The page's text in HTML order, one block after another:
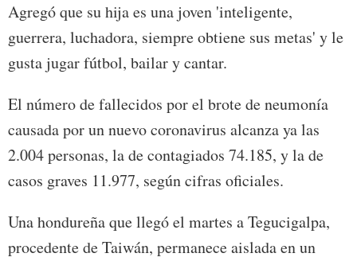
Agregó que su hija es una joven 'inteligente,
guerrera, luchadora, siempre obtiene sus metas' y le
gusta jugar fútbol, bailar y cantar.
El número de fallecidos por el brote de neumonía
causada por un nuevo coronavirus alcanza ya las
2.004 personas, la de contagiados 74.185, y la de
casos graves 11.977, según cifras oficiales.
Una hondureña que llegó el martes a Tegucigalpa,
procedente de Taiwán, permanece aislada en un